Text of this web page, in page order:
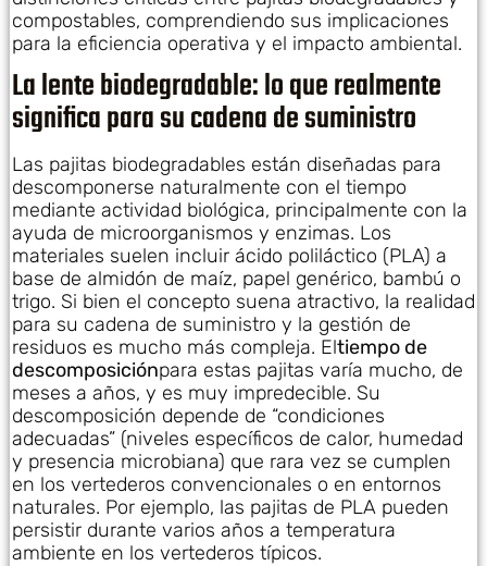
compostables, comprendiendo sus implicaciones
para la eficiencia operativa y el impacto ambiental.
La lente biodegradable: lo que realmente
significa para su cadena de suministro
Las pajitas biodegradables están diseñadas para
descomponerse naturalmente con el tiempo
mediante actividad biológica, principalmente con la
ayuda de microorganismos y enzimas. Los
materiales suelen incluir ácido poliláctico (PLA) a
base de almidón de maíz, papel genérico, bambú o
trigo. Si bien el concepto suena atractivo, la realidad
para su cadena de suministro y la gestión de
residuos es mucho más compleja. Eltiempo de
descomposiciónpara estas pajitas varía mucho, de
meses a años, y es muy impredecible. Su
descomposición depende de “condiciones
adecuadas” (niveles específicos de calor, humedad
y presencia microbiana) que rara vez se cumplen
en los vertederos convencionales o en entornos
naturales. Por ejemplo, las pajitas de PLA pueden
persistir durante varios años a temperatura
ambiente en los vertederos típicos.